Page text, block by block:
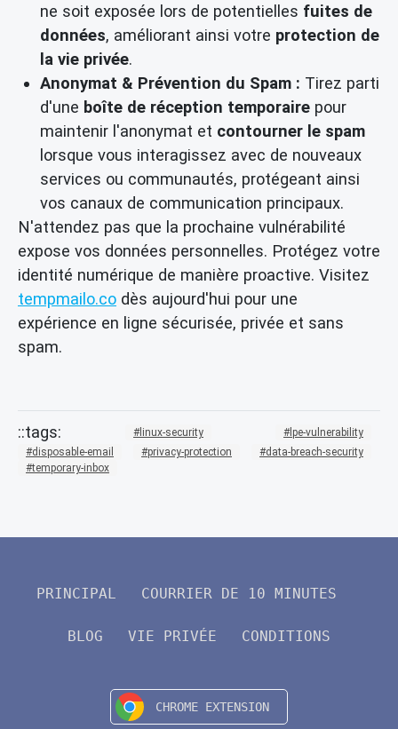
ne soit exposée lors de potentielles fuites de
données, améliorant ainsi votre protection de
la vie privée.
Anonymat & Prévention du Spam : Tirez parti
d'une boîte de réception temporaire pour
maintenir l'anonymat et contourner le spam
lorsque vous interagissez avec de nouveaux
services ou communautés, protégeant ainsi
vos canaux de communication principaux.
N'attendez pas que la prochaine vulnérabilité
expose vos données personnelles. Protégez votre
identité numérique de manière proactive. Visitez
tempmailo.co dès aujourd'hui pour une
expérience en ligne sécurisée, privée et sans
spam.
linux-security
lpe-vulnerability
disposable-email
privacy-protection
data-breach-security
temporary-inbox
PRINCIPAL COURRIER DE 10 MINUTES
BLOG VIE PRIVÉE CONDITIONS